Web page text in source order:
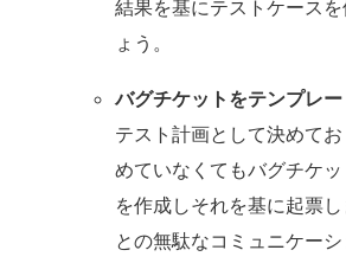
結果を基にテストケース
ょう。
バグチケットをテンプレー
テスト計画として決めて
めていなくてもバグチケ
を作成しそれを基に起票
との無駄なコミュニケー